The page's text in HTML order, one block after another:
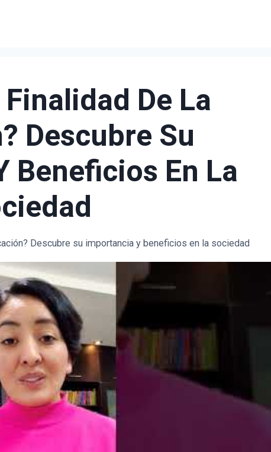
De La
Descubre Su
Beneficios En La
Descubre su importancia y beneficios en la sociedad